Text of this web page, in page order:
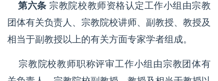
第六条 宗教院校教师资格认定工作小组由宗教
团体有关负责人、宗教院校讲师、副教授、教授及
相当于副教授以上的有关方面专家学者组成。
宗教院校教师职称评审工作小组由宗教团体有